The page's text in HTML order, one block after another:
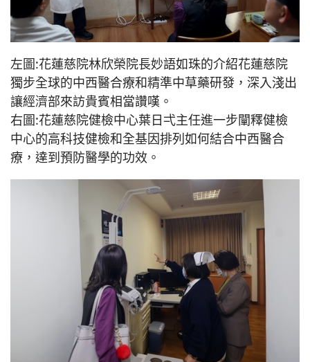
左圖:花蓮慈院林欣榮院長妙語如珠的介紹花蓮慈院
獨步全球的中西醫合療和精準中草藥研發，深入淺出
讓經濟部來訪貴賓相當讚嘆。
右圖:花蓮慈院健檢中心葉日弌主任進一步闡釋健檢
中心的高科技健檢和全基因排列如何結合中西醫合
療，達到預防醫學的功效。